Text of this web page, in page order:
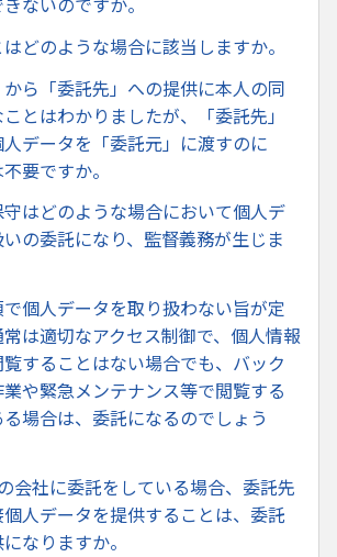
はどのような場合に該当しますか。
から「委託先」への提供に本人の同
とはわかりましたが、「委託先」
データを「委託元」に渡すのに
要ですか。
はどのような場合において個人デ
の委託になり、監督義務が生じま
個人データを取り扱わない旨が定
は適切なアクセス制御で、個人情報
することはない場合でも、バック
や緊急メンテナンス等で閲覧する
場合は、委託になるのでしょう
会社に委託をしている場合、委託先
人データを提供することは、委託
なりますか。